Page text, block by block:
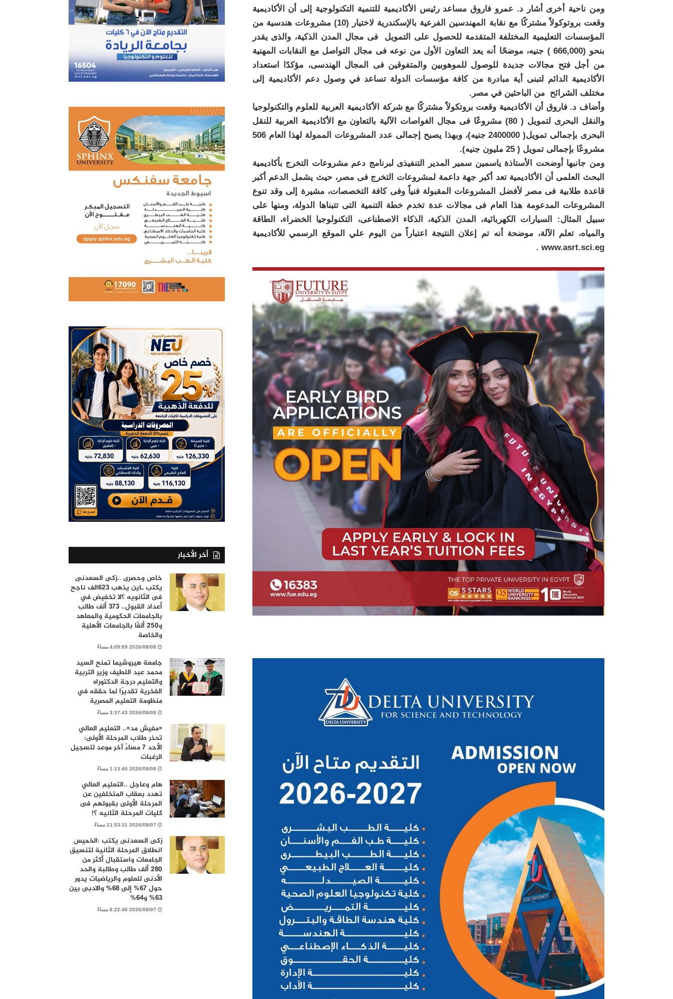
ومن ناحية أخرى أشار د. عمرو فاروق مساعد رئيس الأكاديمية للتنمية التكنولوجية إلى أن الأكاديمية
وقعت بروتوكولاً مشتركًا مع نقابة المهندسين الفرعية بالإسكندرية لاختيار (10) مشروعات هندسية من
المؤسسات التعليمية المختلفة المتقدمة للحصول على التمويل فى مجال المدن الذكية، والذى يقدر
بنحو (666,000 ) جنيه، موضحًا أنه يعد التعاون الأول من نوعه فى مجال التواصل مع النقابات المهنية
من أجل فتح مجالات جديدة للوصول للموهوبين والمتفوقين فى المجال الهندسى، مؤكدًا استعداد
الأكاديمية الدائم لتبنى أية مبادرة من كافة مؤسسات الدولة تساعد في وصول دعم الأكاديمية إلى
مختلف الشرائح من الباحثين في مصر.
وأضاف د. فاروق أن الأكاديمية وقعت بروتكولاً مشتركًا مع شركة الأكاديمية العربية للعلوم والتكنولوجيا
والنقل البحرى لتمويل ( 80) مشروعًا فى مجال الغواصات الآلية بالتعاون مع الأكاديمية العربية للنقل
البحرى بإجمالى تمويل( 2400000 جنيه)، وبهذا يصبح إجمالى عدد المشروعات الممولة لهذا العام 506
مشروعًا بإجمالى تمويل ( 25 مليون جنيه).
ومن جانبها أوضحت الأستاذة ياسمين سمير المدير التنفيذى لبرنامج دعم مشروعات التخرج بأكاديمية
البحث العلمى أن الأكاديمية تعد أكبر جهة داعمة لمشروعات التخرج فى مصر، حيث يشمل الدعم أكبر
قاعدة طلابية فى مصر لأفضل المشروعات المقبولة فنياً وفى كافة التخصصات، مشيرة إلى وقد تنوع
المشروعات المدعومة هذا العام فى مجالات عدة تخدم خطة التنمية التى تتبناها الدولة، ومنها على
سبيل المثال: السيارات الكهربائية، المدن الذكية، الذكاء الاصطناعى، التكنولوجيا الخضراء، الطاقة
والمياه، تعلم الآلة، موضحة أنه تم إعلان النتيجة اعتباراً من اليوم علي الموقع الرسمي للأكاديمية
www.asrt.sci.eg .
أخر الأخبار
خاص وحصرى ..زكى السعدنى
يكتب ـاين يذهب ٦٢٣الف ناجح
فى الثانويه ؟لا تخفيض في
أعداد القبول.. 373 ألف طالب
بالجامعات الحكومية والمعاهد
و250 ألفًا بالجامعات الأهلية
والخاصة
2026/08/08 4:09:09 مساءً
جامعة هيروشيما تمنح السيد
محمد عبد اللطيف وزير التربية
والتعليم درجة الدكتوراه
الفخرية تقديرًا لما حققه في
منظومة التعليم المصرية
2026/08/08 3:37:43 مساءً
«مفيش مد».. التعليم العالي
تحذر طلاب المرحلة الأولى:
الأحد 7 مساءً آخر موعد لتسجيل
الرغبات
2026/08/08 1:13:40 مساءً
هام وعاجل ..التعليم العالي
تهدد بعقاب المتخلفين عن
المرحلة الأولى بقبولهم فى
كليات المرحلة الثانيه ؟!
2026/08/07 11:53:31 مساءً
زكى السعدنى يكتب :الخميس
انطلاق المرحلة الثانية لتنسيق
الجامعات واستقبال أكثر من
280 ألف طالب وطالبة والحد
الأدنى للعلوم والرياضيات يدور
حول 67% إلى 68% والادبى بين
63% و64%
2026/08/07 8:22:40 مساءً